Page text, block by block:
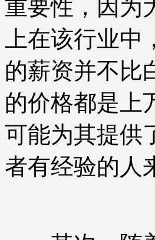
重要性，因为
上在该行业
的薪资并不比
的价格都是上
可能为其提供
者有经验的人